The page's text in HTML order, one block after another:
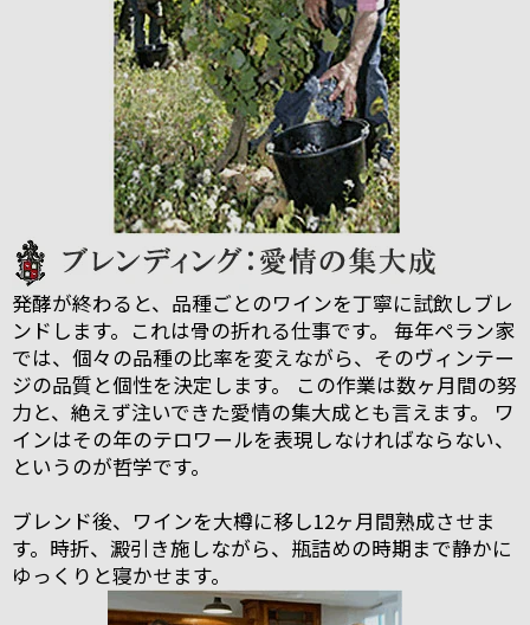
発酵が終わると、品種ごとのワインを丁寧に試飲しブレ
ンドします。これは骨の折れる仕事です。 毎年ペラン家
では、個々の品種の比率を変えながら、そのヴィンテー
ジの品質と個性を決定します。 この作業は数ヶ月間の努
力と、絶えず注いできた愛情の集大成とも言えます。 ワ
インはその年のテロワールを表現しなければならない、
というのが哲学です。
ブレンド後、ワインを大樽に移し12ヶ月間熟成させま
す。時折、澱引き施しながら、瓶詰めの時期まで静かに
ゆっくりと寝かせます。